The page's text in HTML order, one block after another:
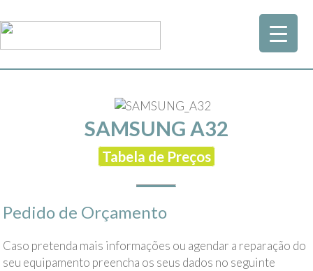
SAMSUNG A32
Tabela de Preços
Pedido de Orçamento
Caso pretenda mais informações ou agendar a reparação do
seu equipamento preencha os seus dados no seguinte